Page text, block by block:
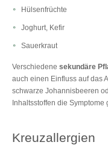
Hülsenfrüchte
Joghurt, Kefir
Sauerkraut
Verschiedene sekundäre
auch einen Einfluss auf das
schwarze Johannisbeeren
Inhaltsstoffen die Symptome
Kreuzallergien